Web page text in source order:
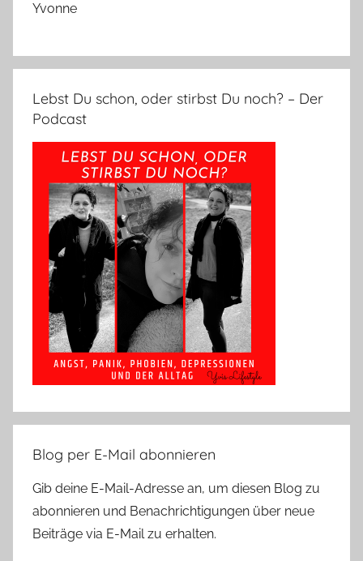
Yvonne
Lebst Du schon, oder stirbst Du noch? – Der
Podcast
Blog per E-Mail abonnieren
Gib deine E-Mail-Adresse an, um diesen Blog zu
abonnieren und Benachrichtigungen über neue
Beiträge via E-Mail zu erhalten.